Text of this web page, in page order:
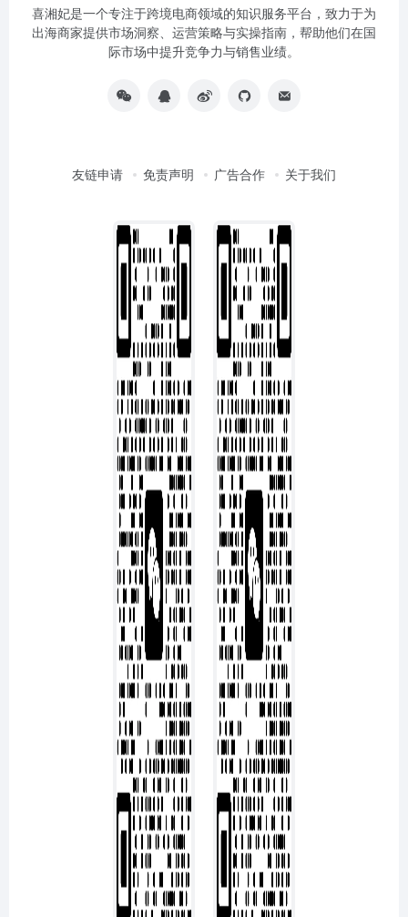
喜湘妃是一个专注于跨境电商领域的知识服务平台，致力于为
出海商家提供市场洞察、运营策略与实操指南，帮助他们在国
际市场中提升竞争力与销售业绩。
友链申请 免责声明 广告合作 关于我们